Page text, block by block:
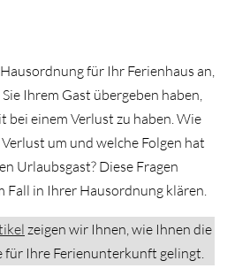
für Ihr Ferienhaus an,
Ihrem Gast übergeben haben,
bei einem Verlust zu haben. Wie
um und welche Folgen hat
Urlaubsgast? Diese Fragen
Fall in Ihrer Hausordnung klären.
zeigen wir Ihnen, wie Ihnen die
für Ihre Ferienunterkunft gelingt.